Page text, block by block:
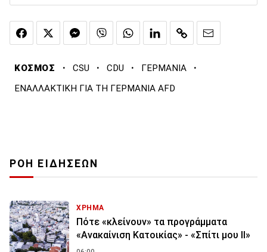
ΚΟΣΜΟΣ · CSU · CDU · ΓΕΡΜΑΝΙΑ ·
ΕΝΑΛΛΑΚΤΙΚΗ ΓΙΑ ΤΗ ΓΕΡΜΑΝΙΑ AFD
ΡΟΗ ΕΙΔΗΣΕΩΝ
ΧΡΗΜΑ
Πότε «κλείνουν» τα προγράμματα
«Ανακαίνιση Κατοικίας» - «Σπίτι μου ΙΙ»